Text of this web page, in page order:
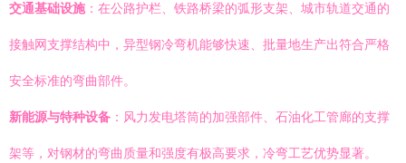
交通基础设施：在公路护栏、铁路桥梁的弧形支架、城市轨道交通的
接触网支撑结构中，异型钢冷弯机能够快速、批量地生产出符合严格
安全标准的弯曲部件。
新能源与特种设备 ：风力发电塔筒的加强部件、石油化工管廊的支撑
架等，对钢材的弯曲质量和强度有极高要求，冷弯工艺优势显著。